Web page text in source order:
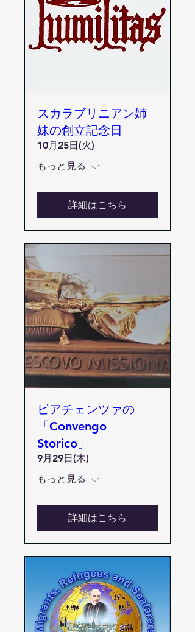
スカラブリニアン姉
妹の創立記念日
10月25日(火)
もっと見る
詳細はこちら
ピアチェンツァの
「Convengo
Storico」
9月29日(木)
もっと見る
詳細はこちら